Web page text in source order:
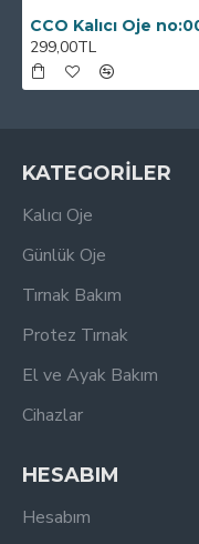
CCO Kalıcı Oje
299,00TL
KATEGORİLER
Kalıcı Oje
Günlük Oje
Tırnak Bakım
Protez Tırnak
El ve Ayak Bakım
Cihazlar
HESABIM
Hesabım